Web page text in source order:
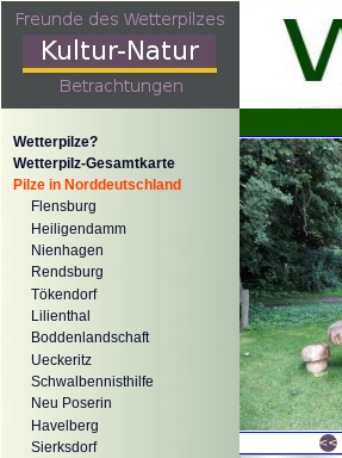
Wetterpilze?
Wetterpilz-Gesamtkarte
Pilze in Norddeutschland
Flensburg
Heiligendamm
Nienhagen
Rendsburg
Tökendorf
Lilienthal
Boddenlandschaft
Ueckeritz
Schwalbennisthilfe
Neu Poserin
Havelberg
Sierksdorf